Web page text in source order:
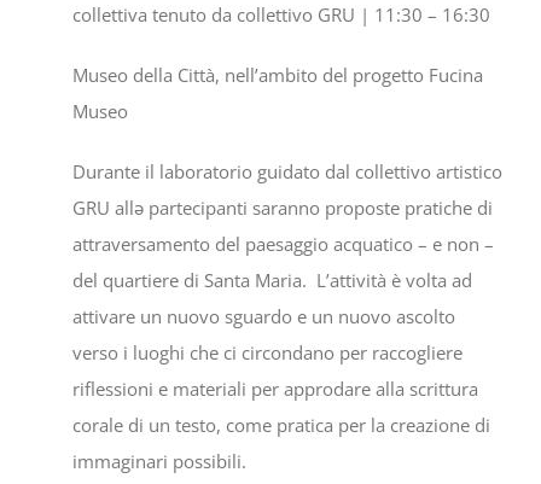
collettiva tenuto da collettivo GRU | 11:30 – 16:30
Museo della Città, nell’ambito del progetto Fucina
Museo
Durante il laboratorio guidato dal collettivo artistico
GRU allə partecipanti saranno proposte pratiche di
attraversamento del paesaggio acquatico – e non –
del quartiere di Santa Maria. L’attività è volta ad
attivare un nuovo sguardo e un nuovo ascolto
verso i luoghi che ci circondano per raccogliere
riflessioni e materiali per approdare alla scrittura
corale di un testo, come pratica per la creazione di
immaginari possibili.